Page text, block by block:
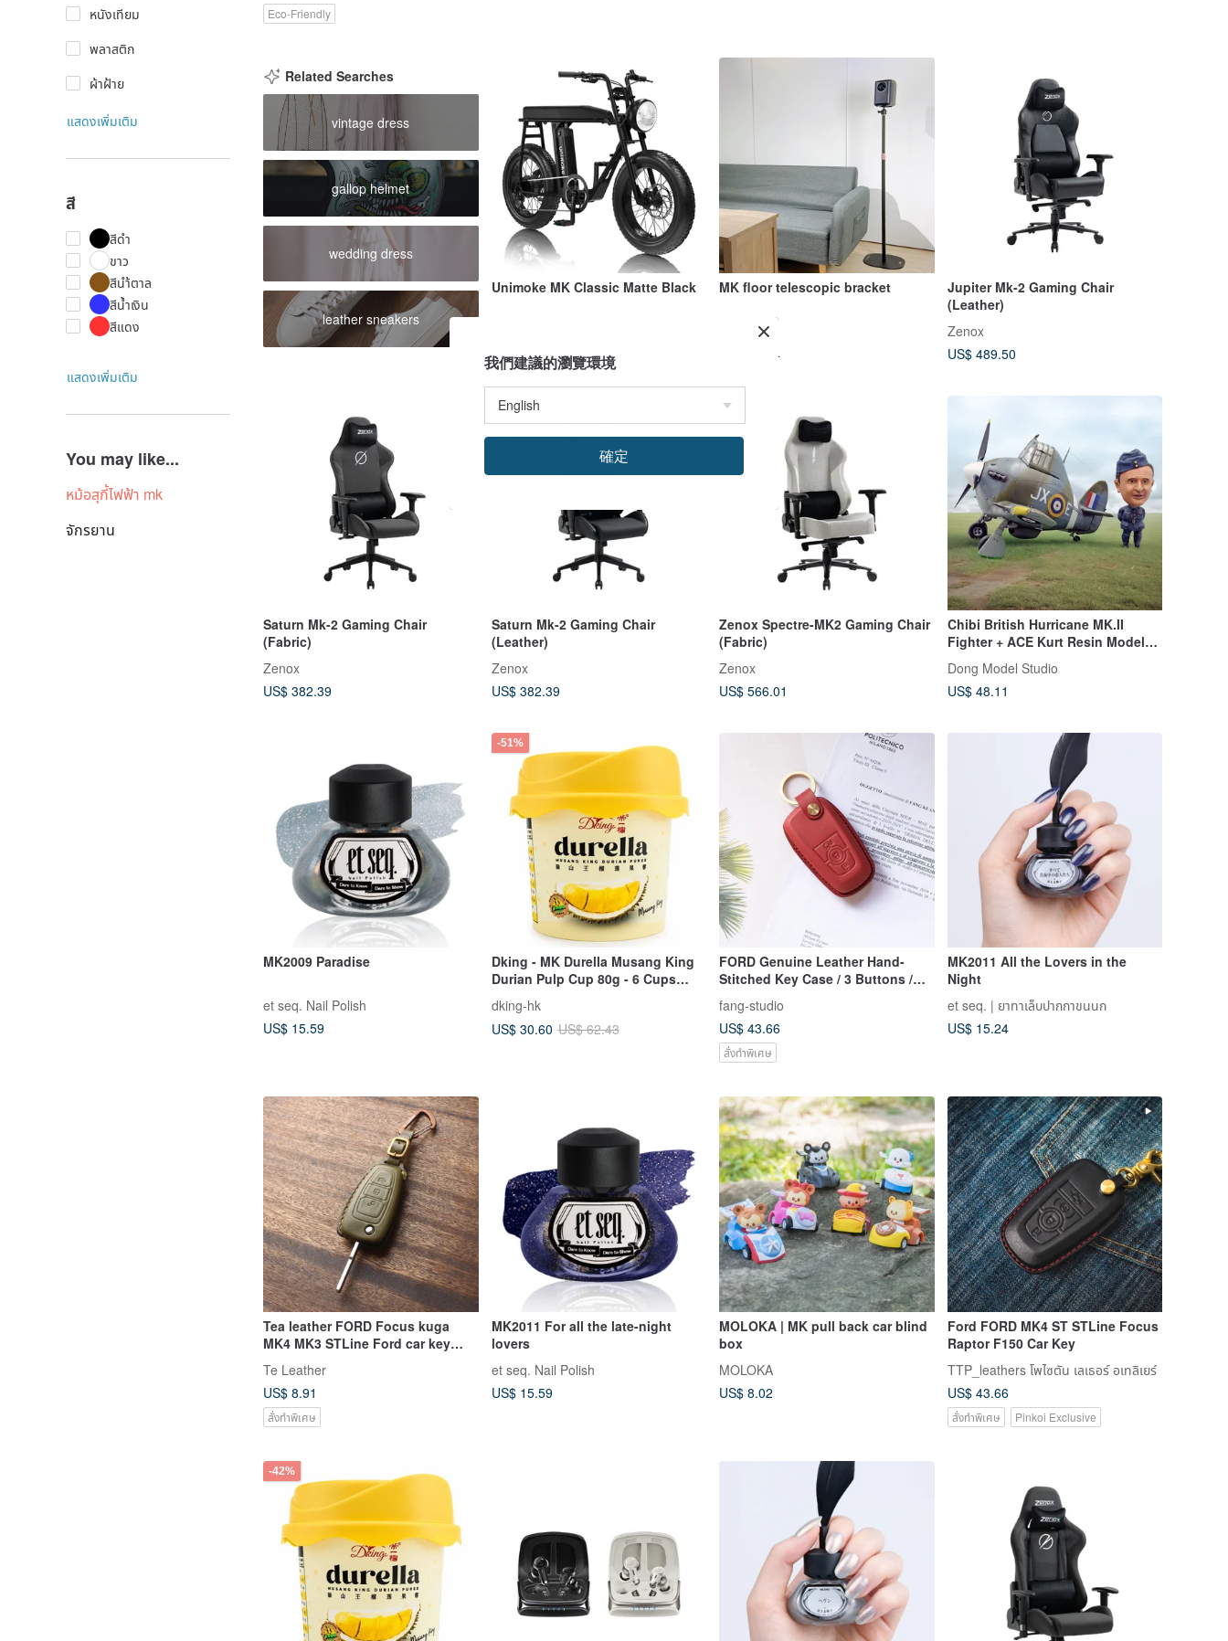
หนังเทียม
พลาสติก
ผ้าฝ้าย
แสดงเพิ่มเติม
สี
สีดำ
ขาว
สีนำ้ตาล
สีน้ำเงิน
สีแดง
แสดงเพิ่มเติม
You may like...
หม้อสุกี้ไฟฟ้า mk
จักรยาน
Eco-Friendly
Related Searches
vintage dress
gallop helmet
wedding dress
leather sneakers
Unimoke MK Classic Matte Black
US$ 4,008.36
MK floor telescopic bracket
zeemr-tw
US$ 31.14
Jupiter Mk-2 Gaming Chair
(Leather)
Zenox
US$ 489.50
Saturn Mk-2 Gaming Chair
(Fabric)
Zenox
US$ 382.39
Saturn Mk-2 Gaming Chair
(Leather)
Zenox
US$ 382.39
Zenox Spectre-MK2 Gaming Chair
(Fabric)
Zenox
US$ 566.01
Chibi British Hurricane MK.II
Fighter + ACE Kurt Resin Model
Assembly Kit
Dong Model Studio
US$ 48.11
MK2009 Paradise
et seq. Nail Polish
US$ 15.59
-51%
Dking - MK Durella Musang King
Durian Pulp Cup 80g - 6 Cups
Special Offer
dking-hk
US$ 30.60 US$ 62.43
FORD Genuine Leather Hand-
Stitched Key Case / 3 Buttons /
MK4.5
fang-studio
US$ 43.66
สั่งทำพิเศษ
MK2011 All the Lovers in the
Night
et seq. | ยาทาเล็บปากกาขนนก
US$ 15.24
Tea leather FORD Focus kuga
MK4 MK3 STLine Ford car key
Te Leather
US$ 8.91
สั่งทำพิเศษ
MK2011 For all the late-night
lovers
et seq. Nail Polish
US$ 15.59
MOLOKA | MK pull back car blind
box
MOLOKA
US$ 8.02
Ford FORD MK4 ST STLine Focus
Raptor F150 Car Key
TTP_leathers โพไซตัน เลเธอร์ อเทลิเยร์
US$ 43.66
สั่งทำพิเศษ Pinkoi Exclusive
-42%
我們建議的瀏覽環境
確定